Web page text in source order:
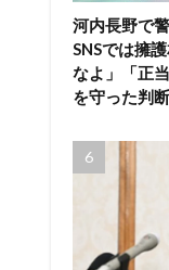
河内長野で
SNSでは擁
なよ」「正
を守った判断